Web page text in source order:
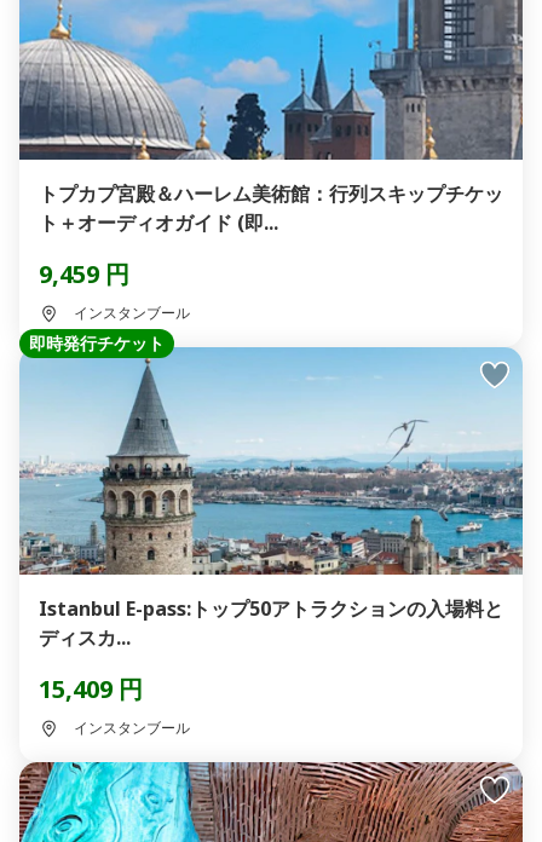
トプカプ宮殿＆ハーレム美術館：行列スキップチケッ
ト＋オーディオガイド (即...
9,459 円
インスタンブール
即時発行チケット
Istanbul E-pass:トップ50アトラクションの入場料と
ディスカ...
15,409 円
インスタンブール